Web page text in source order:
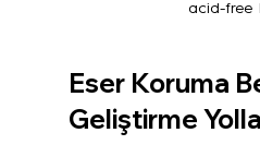
acid-free
Eser Koruma
Geliştirme